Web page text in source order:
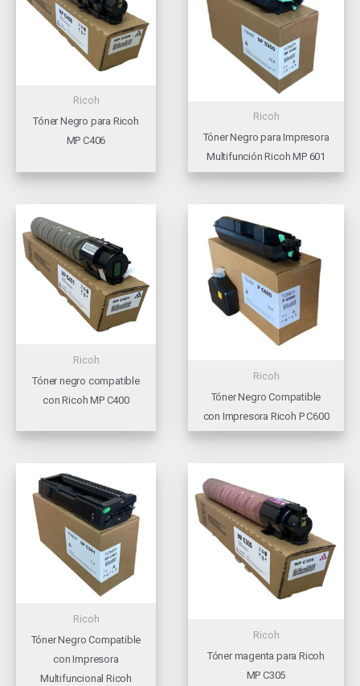
Ricoh
Tóner Negro para Ricoh
MP C406
Ricoh
Tóner Negro para Impresora
Multifunción Ricoh MP 601
Ricoh
Tóner negro compatible
con Ricoh MP C400
Ricoh
Tóner Negro Compatible
con Impresora Ricoh P C600
Ricoh
Tóner Negro Compatible
con Impresora
Multifuncional Ricoh
Ricoh
Tóner magenta para Ricoh
MP C305